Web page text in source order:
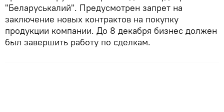
"Беларуськалий". Предусмотрен запрет на
заключение новых контрактов на покупку
продукции компании. До 8 декабря бизнес должен
был завершить работу по сделкам.